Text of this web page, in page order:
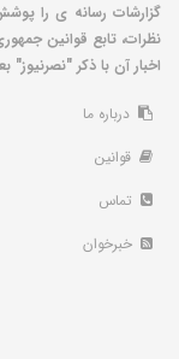
گزارشات رسانه ی را
نظرات، تابع قوانین
اخبار آن با ذکر "نصرنیوز"
درباره ما
قوانین
تماس
خبرخوان